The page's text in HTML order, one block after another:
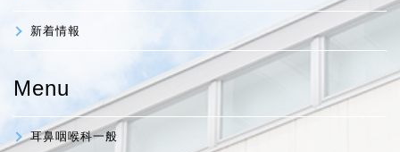
新着情報
Menu
耳鼻咽喉科一般